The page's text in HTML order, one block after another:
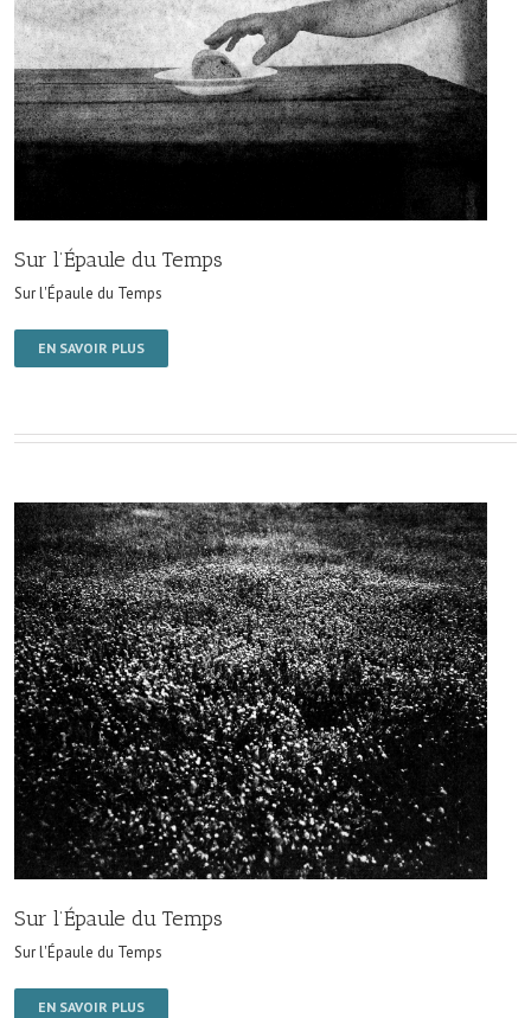
Sur l’Épaule du Temps
Sur l'Épaule du Temps
EN SAVOIR PLUS
Sur l’Épaule du Temps
Sur l'Épaule du Temps
EN SAVOIR PLUS